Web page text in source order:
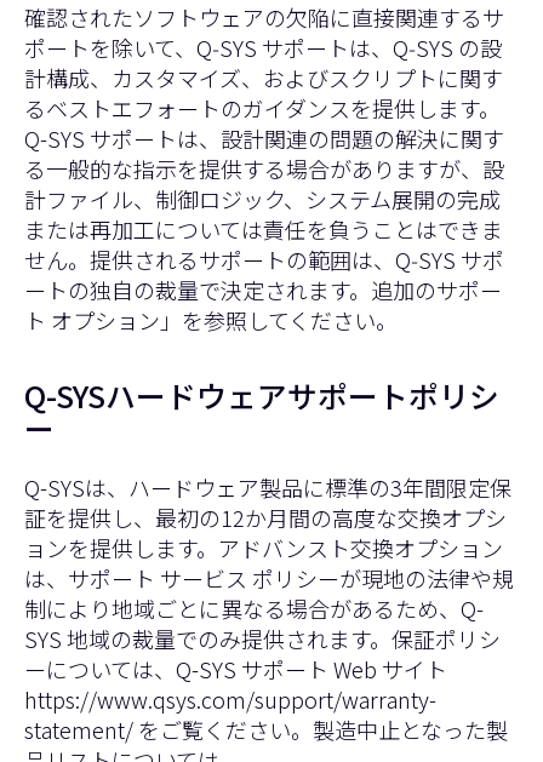
確認されたソフトウェアの欠陥に直接関連するサ
ポートを除いて、Q‑SYS サポートは、Q‑SYS の設
計構成、カスタマイズ、およびスクリプトに関す
るベストエフォートのガイダンスを提供します。
Q-SYS サポートは、設計関連の問題の解決に関す
る一般的な指示を提供する場合がありますが、設
計ファイル、制御ロジック、システム展開の完成
または再加工については責任を負うことはできま
せん。提供されるサポートの範囲は、Q‑SYS サポ
ートの独自の裁量で決定されます。 追加のサポー
ト オプション 」を参照してください。
Q-SYSハードウェアサポートポリシ
ー
Q-SYSは、ハードウェア製品に標準の3年間限定保
証を提供し、最初の12か月間の高度な交換オプシ
ョンを提供します。アドバンスト交換オプション
は、サポート サービス ポリシーが現地の法律や規
制により地域ごとに異なる場合があるため、Q-
SYS 地域の裁量でのみ提供されます。保証ポリシ
ーについては、Q-SYS サポート Web サイト
https://www.qsys.com/support/warranty-
statement/ をご覧ください。製造中止となった製